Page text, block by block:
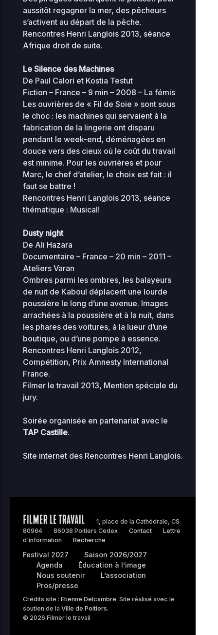
aussitôt regagner la mer, des pêcheurs
s’activent au départ de la pêche.
Rencontres Henri Langlois 2013, séance
Afrique droit de suite.
Le Silence des Machines
De Paul Calori et Kostia Testut
Fiction – France – 9 min – 2008 – La fémis
Les ouvrières de « Fil de Soie » sont sous
le choc : les machines qui servaient à la
fabrication de la lingerie ont disparu
pendant le week-end, déménagées en
douce vers des cieux où le coût du travail
est minime. Pour les ouvrières et pour
Marc, le chef d’atelier, le choix est fait : il
faut se battre !
Rencontres Henri Langlois 2013, séance
thématique : Musical!
Dusty night
De Ali Hazara
Documentaire – France – 20 min – 2011 –
Ateliers Varan
Ombres parmi les ombres, les balayeurs
de nuit de Kaboul déplacent une lourde
poussière le long d’une avenue. Images
arrachées à la poussière et à la nuit, dans
les phares des voitures, à la lueur d’une
boutique, ou d’une pompe à essence.
Rencontres Henri Langlois 2012,
Compétition, Prix Amnesty International
France.
Filmer le travail 2013, Mention spéciale du
jury.
Soirée organisée en partenariat avec le
TAP Castille.
Site internet des Rencontres Henri Langlois.
1, place de la Cathédrale, CS
80964
86038 Poitiers Cedex Contact
Lettre
d'information
Recherche
Festival 2027
Saison 2026/2027
Agenda
Éducation à l’image
Nous soutenir
L’association
Pros/presse
Crédits site : Etienne Delcambre. Site réalisé avec le
soutien de la Ville de Poitiers.
© 2026 Filmer le travail